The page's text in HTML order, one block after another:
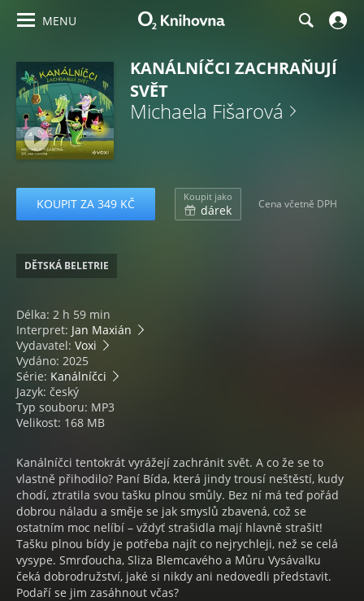
MENU
KANÁLNÍČCI ZACHRAŇUJÍ
SVĚT
Michaela Fišarová
KOUPIT ZA 349 KČ Koupit jako
dárek Cena včetně DPH
DĚTSKÁ BELETRIE
Délka: 2 h 59 min
Interpret: Jan Maxián
Vydavatel: Voxi
Vydáno: 2025
Série: Kanálníčci
Jazyk: český
Typ souboru: MP3
Velikost: 168 MB
Kanálníčci tentokrát vyrážejí zachránit svět. A co že se to
vlastně přihodilo? Paní Bída, která jindy trousí neštěstí, kudy
chodí, ztratila svou tašku plnou smůly. Bez ní má teď pořád
dobrou náladu a směje se jak smyslů zbavená, což se
ostatním moc nelíbí – vždyť strašidla mají hlavně strašit!
Tašku plnou bídy je potřeba najít co nejrychleji, než se celá
vysype. Smrďoucha, Sliza Blemcavého a Můru Vysávalku
čeká dobrodružství, jaké si nikdy ani nedovedli představit.
Podaří se jim zasáhnout včas?